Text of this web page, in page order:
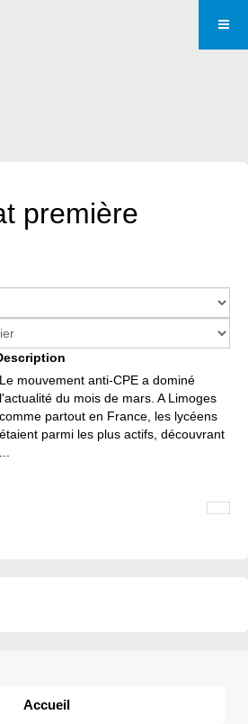
première
Le mouvement anti-CPE a dominé
l'actualité du mois de mars. A Limoges
comme partout en France, les lycéens
étaient parmi les plus actifs, découvrant
Accueil